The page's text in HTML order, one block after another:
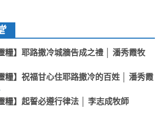
年
年
糧】耶路撒冷城牆告成之禮 │ 潘秀霞牧
糧】祝福甘心住耶路撒冷的百姓 │ 潘秀霞
糧】起誓必遵行律法 │ 李志成牧師